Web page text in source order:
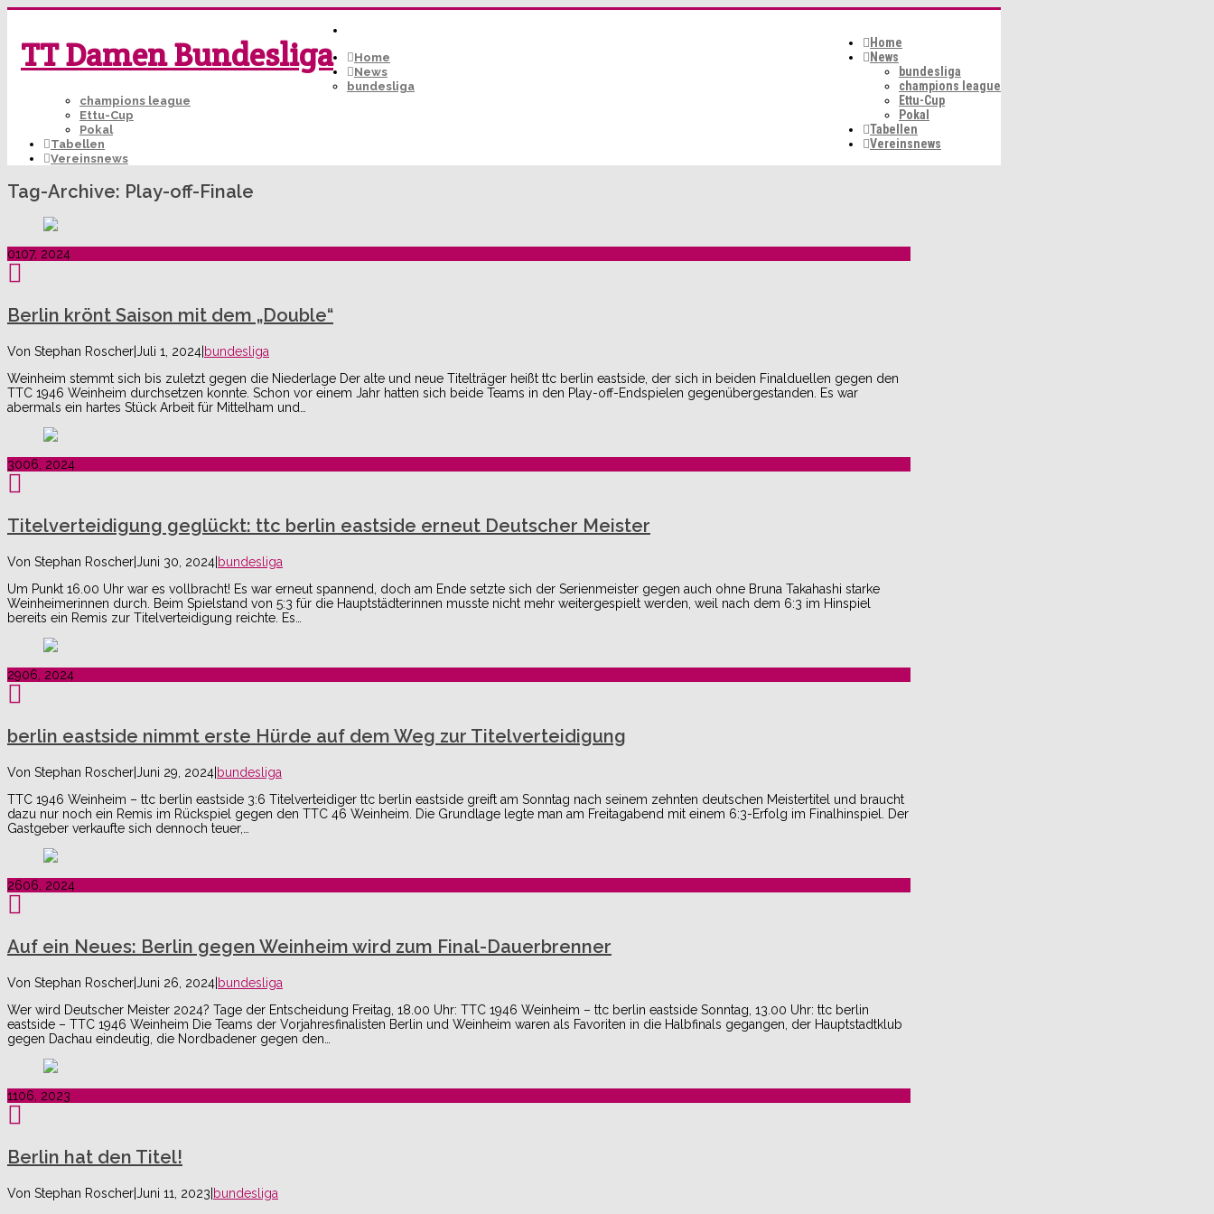
TT Damen Bundesliga
Home
News
bundesliga
champions league
Ettu-Cup
Pokal
Tabellen
Vereinsnews
Home
News
bundesliga
champions league
Ettu-Cup
Pokal
Tabellen
Vereinsnews
Tag-Archive: Play-off-Finale
0107, 2024
Berlin krönt Saison mit dem „Double“
Von Stephan RoscherJuli 1, 2024 bundesliga
Weinheim stemmt sich bis zuletzt gegen die Niederlage Der alte und neue Titelträger heißt ttc berlin eastside, der sich in beiden Finalduellen gegen den
TTC 1946 Weinheim durchsetzen konnte. Schon vor einem Jahr hatten sich beide Teams in den Play-off-Endspielen gegenübergestanden. Es war
abermals ein hartes Stück Arbeit für Mittelham und…
3006, 2024
Titelverteidigung geglückt: ttc berlin eastside erneut Deutscher Meister
Von Stephan RoscherJuni 30, 2024 bundesliga
Um Punkt 16.00 Uhr war es vollbracht! Es war erneut spannend, doch am Ende setzte sich der Serienmeister gegen auch ohne Bruna Takahashi starke
Weinheimerinnen durch. Beim Spielstand von 5:3 für die Hauptstädterinnen musste nicht mehr weitergespielt werden, weil nach dem 6:3 im Hinspiel
bereits ein Remis zur Titelverteidigung reichte. Es…
2906, 2024
berlin eastside nimmt erste Hürde auf dem Weg zur Titelverteidigung
Von Stephan RoscherJuni 29, 2024 bundesliga
TTC 1946 Weinheim – ttc berlin eastside 3:6 Titelverteidiger ttc berlin eastside greift am Sonntag nach seinem zehnten deutschen Meistertitel und braucht
dazu nur noch ein Remis im Rückspiel gegen den TTC 46 Weinheim. Die Grundlage legte man am Freitagabend mit einem 6:3-Erfolg im Finalhinspiel. Der
Gastgeber verkaufte sich dennoch teuer,…
2606, 2024
Auf ein Neues: Berlin gegen Weinheim wird zum Final-Dauerbrenner
Von Stephan RoscherJuni 26, 2024 bundesliga
Wer wird Deutscher Meister 2024? Tage der Entscheidung Freitag, 18.00 Uhr: TTC 1946 Weinheim – ttc berlin eastside Sonntag, 13.00 Uhr: ttc berlin
eastside – TTC 1946 Weinheim Die Teams der Vorjahresfinalisten Berlin und Weinheim waren als Favoriten in die Halbfinals gegangen, der Hauptstadtklub
gegen Dachau eindeutig, die Nordbadener gegen den…
1106, 2023
Berlin hat den Titel!
Von Stephan RoscherJuni 11, 2023 bundesliga